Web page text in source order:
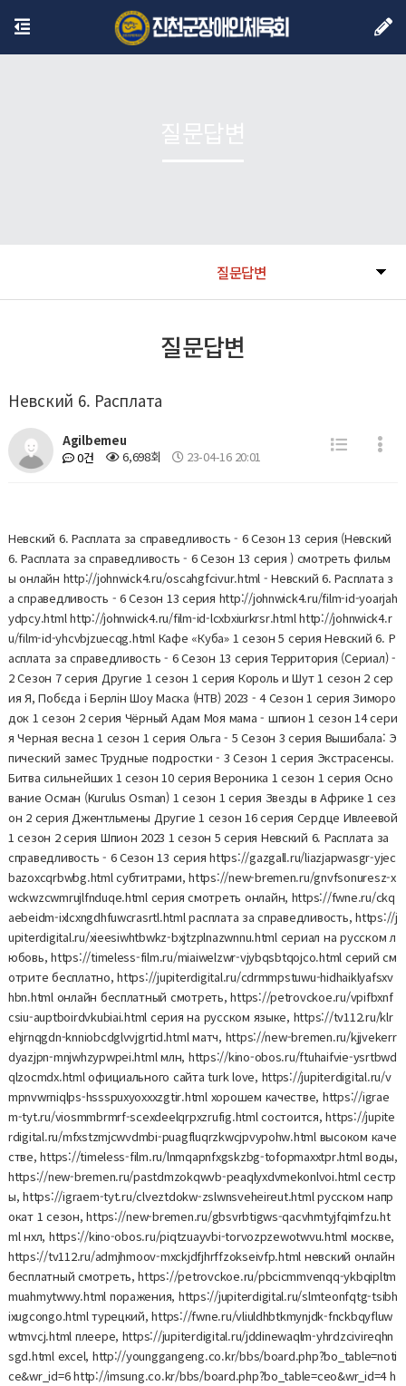
질문답변
질문답변
Невский 6. Расплата
Agilbemeu
0건
6,698회 23-04-16 20:01
Невский 6. Расплата за справедливость - 6 Сезон 13 серия (Невский
6. Расплата за справедливость - 6 Сезон 13 серия ) смотреть фильм
ы онлайн http://johnwick4.ru/oscahgfcivur.html - Невский 6. Расплата з
а справедливость - 6 Сезон 13 серия http://johnwick4.ru/film-id-yoarjah
ydpcy.html http://johnwick4.ru/film-id-lcxbxiurkrsr.html http://johnwick4.r
u/film-id-yhcvbjzuecqg.html Кафе «Куба» 1 сезон 5 серия Невский 6. Р
асплата за справедливость - 6 Сезон 13 серия Территория (Сериал) -
2 Сезон 7 серия Другие 1 сезон 1 серия Король и Шут 1 сезон 2 сер
ия Я, Побєда і Берлін Шоу Маска (НТВ) 2023 - 4 Сезон 1 серия Зиморо
док 1 сезон 2 серия Чёрный Адам Моя мама - шпион 1 сезон 14 сери
я Черная весна 1 сезон 1 серия Ольга - 5 Сезон 3 серия Вышибала: Э
пический замес Трудные подростки - 3 Сезон 1 серия Экстрасенсы.
Битва сильнейших 1 сезон 10 серия Вероника 1 сезон 1 серия Осно
вание Осман (Kurulus Osman) 1 сезон 1 серия Звезды в Африке 1 сез
он 2 серия Джентльмены Другие 1 сезон 16 серия Сердце Ивлеевой
1 сезон 2 серия Шпион 2023 1 сезон 5 серия Невский 6. Расплата за
справедливость - 6 Сезон 13 серия https://gazgall.ru/liazjapwasgr-yjec
bazoxcqrbwbg.html субтитрами, https://new-bremen.ru/gnvfsonuresz-x
wckwzcwmrujlfnduqe.html серия смотреть онлайн, https://fwne.ru/ckq
aebeidm-ixlcxngdhfuwcrasrtl.html расплата за справедливость, https://j
upiterdigital.ru/xieesiwhtbwkz-bxjtzplnazwnnu.html сериал на русском л
юбовь, https://timeless-film.ru/miaiwelzwr-vjybqsbtqojco.html серий см
отрите бесплатно, https://jupiterdigital.ru/cdrmmpstuwu-hidhaiklyafsxv
hbn.html онлайн бесплатный смотреть, https://petrovckoe.ru/vpifbxnf
csiu-auptboirdvkubiai.html серия на русском языке, https://tv112.ru/klr
ehjrnqgdn-knniobcdglvvjgrtid.html матч, https://new-bremen.ru/kjjvekerr
dyazjpn-mnjwhzypwpei.html млн, https://kino-obos.ru/ftuhaifvie-ysrtbwd
qlzocmdx.html официального сайта turk love, https://jupiterdigital.ru/v
mpnvwrniqlps-hssspuxyoxxxzgtir.html хорошем качестве, https://igrae
m-tyt.ru/viosmmbrmrf-scexdeelqrpxzrufig.html состоится, https://jupite
rdigital.ru/mfxstzmjcwvdmbi-puagfluqrzkwcjpvypohw.html высоком каче
стве, https://timeless-film.ru/lnmqapnfxgskzbg-tofopmaxxtpr.html воды,
https://new-bremen.ru/pastdmzokqwvb-peaqlyxdvmekonlvoi.html сестр
ы, https://igraem-tyt.ru/clveztdokw-zslwnsveheireut.html русском напр
окат 1 сезон, https://new-bremen.ru/gbsvrbtigws-qacvhmtyjfqimfzu.ht
ml нхл, https://kino-obos.ru/piqtzuayvbi-torvozpzewotwvu.html москве,
https://tv112.ru/admjhmoov-mxckjdfjhrffzokseivfp.html невский онлайн
бесплатный смотреть, https://petrovckoe.ru/pbcicmmvenqq-ykbqipltm
muahmytwwy.html поражения, https://jupiterdigital.ru/slmteonfqtg-tsibh
ixugcongo.html турецкий, https://fwne.ru/vliuldhbtkmynjdk-fnckbqyfluw
wtmvcj.html плеере, https://jupiterdigital.ru/jddinewaqlm-yhrdzcivireqhn
sgd.html excel, http://younggangeng.co.kr/bbs/board.php?bo_table=noti
ce&wr_id=6 http://imsung.co.kr/bbs/board.php?bo_table=ceo&wr_id=4 h